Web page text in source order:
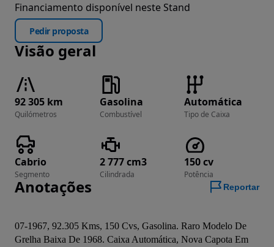
Financiamento disponível neste Stand
Pedir proposta
Visão geral
92 305 km
Quilómetros
Gasolina
Combustível
Automática
Tipo de Caixa
Cabrio
Segmento
2 777 cm3
Cilindrada
150 cv
Potência
Anotações Reportar
07-1967, 92.305 Kms, 150 Cvs, Gasolina. Raro Modelo De
Grelha Baixa De 1968. Caixa Automática, Nova Capota Em